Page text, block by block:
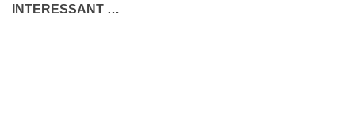
INTERESSANT …